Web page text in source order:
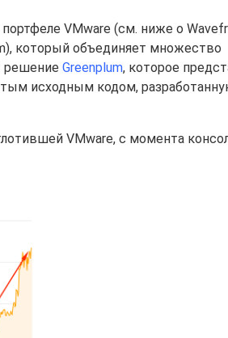
VMware (см. ниже о
который объединяет множество
решение Greenplum, которое
исходным кодом,
VMware, с момента